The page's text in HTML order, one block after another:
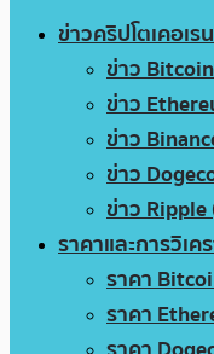
ข่าวคริปโตเคอเร
ข่าว Bitcoin
ข่าว
ข่าว
ข่าว
ข่าว Ripple
ราคาและการวิเค
ราคา
ราคา